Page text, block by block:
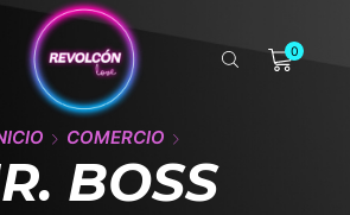
0
COMERCIO
BOSS